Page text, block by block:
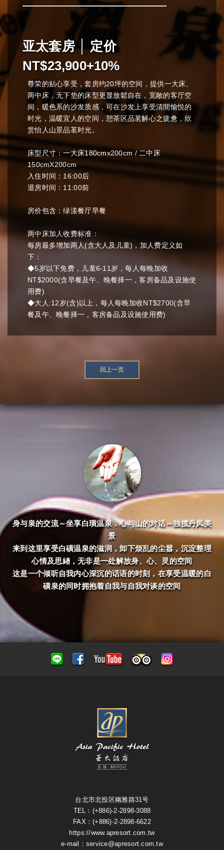
亚太套房 │ 定价
NT$23,900+10%
尊荣的贴心享受，套房约20坪的空间，提供一大床、
两中床，无下垫的床型更显放鬆自在，宽敞的客厅空
间，暖色系的沙发质感，可在沙发上享受清閒愉悦的
时光，温暖宜人的空间，憩茶区品茗解心之疲惫，欣
赏怡人山景品茗时光。
床型尺寸：一大床180cmx200cm / 二中床
150cmX200cm
入住时间：16:00后
退房时间：11:00前
房价包含：绿漾餐厅早餐
两中床加人收费标准：
每房最多增加两人(含大人及儿童)，加人费定义如
下：
◆5岁以下免费，儿童6-11岁，每人每晚加收
NT$2000(含早餐及午、晚餐择一，客房备品及设施使
用费)
◆大人:12岁(含)以上，每人每晚加收NT$2700(含早
餐及午、晚餐择一，客房备品及设施使用费)
回上一页
身与泉的交流～坐享白璜温泉．心与山的对话～独揽丹凤美
景
来到这里享受白磺温泉的滋润，卸下烦乱的尘嚣，沉淀整理
心情及思緖，无非是一处解放身、心、灵的空间
这是一个倾听自我内心深沉的话语的时刻，在享受温暖的白
磺泉的同时拥抱着自我与自我对谈的空间
台北市北投区幽雅路31号
TEL：(+886)-2-2898-3088
FAX：(+886)-2-2898-6622
https://www.apresort.com.tw
e-mail：service@apresort.com.tw